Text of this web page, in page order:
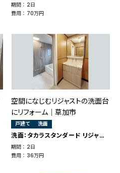
期間 ： 2日
費用 ： 70万円
空間になじむリジャストの洗面台
にリフォーム｜草加市
戸建て 洗面
洗面：タカラスタンダード リジャスト
期間 ： 2日
費用 ： 36万円